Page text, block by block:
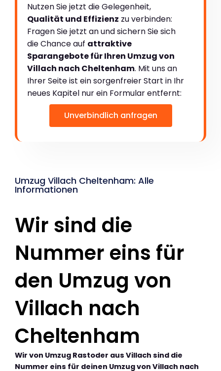
Nutzen Sie jetzt die Gelegenheit,
Qualität und Effizienz zu verbinden:
Fragen Sie jetzt an und sichern Sie sich
die Chance auf attraktive
Sparangebote für Ihren Umzug von
Villach nach Cheltenham. Mit uns an
Ihrer Seite ist ein sorgenfreier Start in Ihr
neues Kapitel nur ein Formular entfernt:
Unverbindlich anfragen
Umzug Villach Cheltenham: Alle
Informationen
Wir sind die
Nummer eins für
den Umzug von
Villach nach
Cheltenham
Wir von Umzug Rastoder aus Villach sind die
Nummer eins für deinen Umzug von Villach nach